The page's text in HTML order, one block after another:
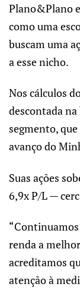
Plano&Plano
como uma
buscam uma
a esse nicho.
Nos cálculos
descontada
segmento,
avanço do
Suas ações
6,9x P/L —
renda a
acreditamos
atenção à